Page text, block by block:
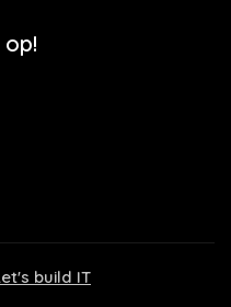
build IT